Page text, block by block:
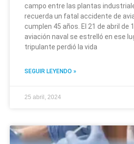
campo entre las plantas
recuerda un fatal accidente de
cumplen 45 años. El 21 de abril de
aviación naval se estrelló en ese
tripulante perdió la vida
SEGUIR LEYENDO »
25 abril, 2024